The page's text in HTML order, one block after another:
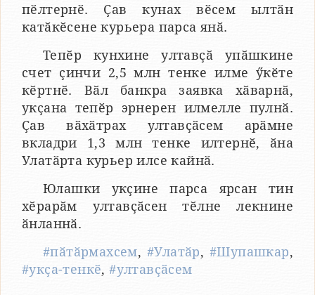
пӗлтернӗ. Ҫав кунах вӗсем ылтӑн
катӑкӗсене курьера парса янӑ.
Тепӗр кунхине ултавҫӑ упӑшкине
счет ҫинчи 2,5 млн тенке илме ӳкӗте
кӗртнӗ. Вӑл банкра заявка хӑварнӑ,
укҫана тепӗр эрнерен илмелле пулнӑ.
Ҫав вӑхӑтрах ултавҫӑсем арӑмне
вкладри 1,3 млн тенке илтернӗ, ӑна
Улатӑрта курьер илсе кайнӑ.
Юлашки укҫине парса ярсан тин
хӗрарӑм ултавҫӑсен тӗлне лекнине
ӑнланнӑ.
#пӑтӑрмахсем, #Улатӑр, #Шупашкар,
#укҫа-тенкӗ,#ултавҫӑсем